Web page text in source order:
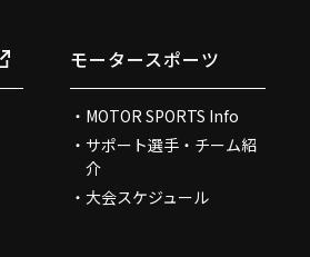
モータースポーツ
MOTOR SPORTS Info
サポート選手・チーム紹
介
大会スケジュール